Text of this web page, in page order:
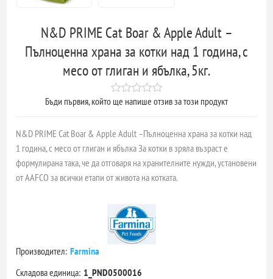
N&D PRIME Cat Boar & Apple Adult –
Пълноценна храна за котки над 1 година, с
месо от глиган и ябълка, 5кг.
Бъди първия, който ще напише отзив за този продукт
N&D PRIME Cat Boar & Apple Adult –Пълноценна храна за котки над
1 година, с месо от глиган и ябълка За котки в зряла възраст е
формулирана така, че да отговаря на хранителните нужди, установени
от AAFCO за всички етапи от живота на котката.
Производител: Farmina
Складова единица: 1_PND0500016